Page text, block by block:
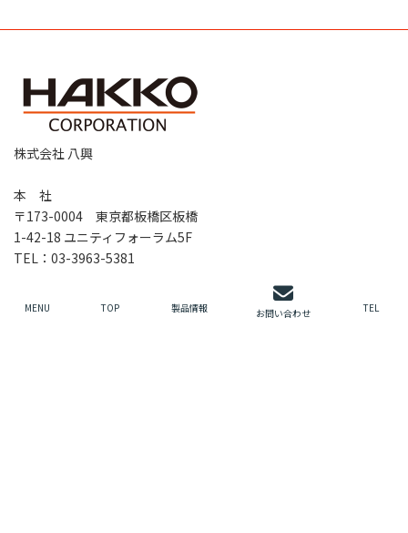
株式会社 八興
本 社
〒173-0004 東京都板橋区板橋
1-42-18 ユニティフォーラム5F
TEL：03-3963-5381
MENU TOP 製品情報 お問い合わせ TEL